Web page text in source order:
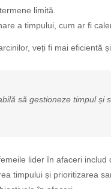
limită.
a timpului, cum ar fi
veți fi mai eficientă
să gestioneze timpul și
lider în afaceri includ
timpului și prioritizarea